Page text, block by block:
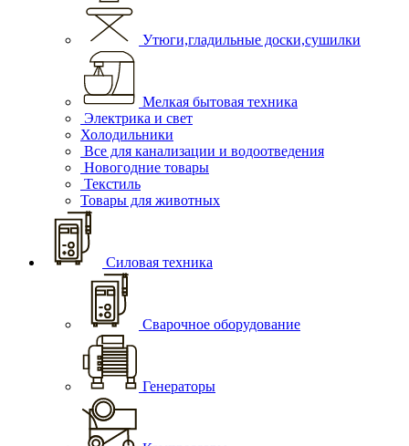
Утюги,гладильные доски,сушилки
Мелкая бытовая техника
Электрика и свет
Холодильники
Все для канализации и водоотведения
Новогодние товары
Текстиль
Товары для животных
Силовая техника
Сварочное оборудование
Генераторы